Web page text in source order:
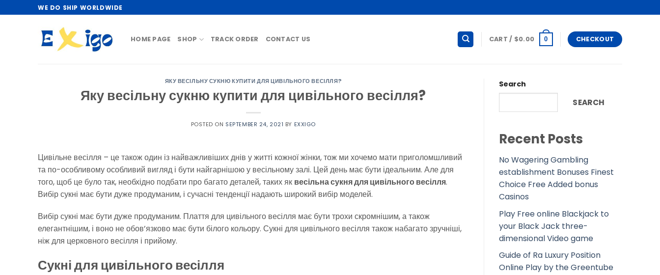
to
WE DO SHIP WORLDWIDE
HOME PAGE SHOP TRACK ORDER CONTACT US CART / $0.00 0 CHECKOUT
ЯКУ ВЕСІЛЬНУ СУКНЮ КУПИТИ ДЛЯ ЦИВІЛЬНОГО ВЕСІЛЛЯ?
Яку весільну сукню купити для цивільного весілля?
POSTED ON SEPTEMBER 24, 2021 BY EXXIGO
Цивільне весілля – це також один із найважливіших днів у житті кожної жінки, тож ми хочемо мати приголомшливий
та по-особливому особливий вигляд і бути найгарнішою у весільному залі. Цей день має бути ідеальним. Але для
того, щоб це було так, необхідно подбати про багато деталей, таких як весільна сукня для цивільного весілля.
Вибір сукні має бути дуже продуманим, і сучасні тенденції надають широкий вибір моделей.
Вибір сукні має бути дуже продуманим. Плаття для цивільного весілля має бути трохи скромнішим, а також
елегантнішим, і воно не обов’язково має бути білого кольору. Сукні для цивільного весілля також набагато зручніші,
ніж для церковного весілля і прийому.
Сукні для цивільного весілля
Search
SEARCH
Recent Posts
No Wagering Gambling
establishment Bonuses Finest
Choice Free Added bonus
Casinos
Play Free online Blackjack to
your Black Jack three-
dimensional Video game
Guide of Ra Luxury Position
Online Play by the Greentube